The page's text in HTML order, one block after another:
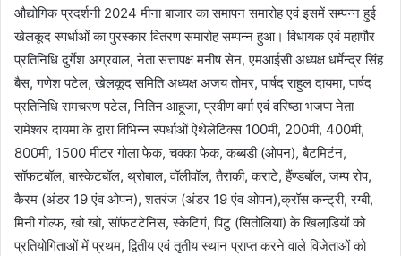
औद्योगिक प्रदर्शनी 2024 मीना बाजार का समापन समारोह एवं इसमें सम्पन्न हुई
खेलकूद स्पर्धाओं का पुरस्कार वितरण समारोह सम्पन्न हुआ। विधायक एवं महापौर
प्रतिनिधि दुर्गेश अग्रवाल, नेता सत्तापक्ष मनीष सेन, एमआईसी अध्यक्ष धर्मेन्द्र सिंह
बैस, गणेश पटेल, खेलकूद समिति अध्यक्ष अजय तोमर, पार्षद राहुल दायमा, पार्षद
प्रतिनिधि रामचरण पटेल, नितिन आहूजा, प्रवीण वर्मा एवं वरिष्ठा भजपा नेता
रामेश्वर दायमा के द्वारा विभिन्न स्पर्धाओं ऐथेलेटिक्स 100मी, 200मी, 400मी,
800मी, 1500 मीटर गोला फेक, चक्का फेक, कब्बडी (ओपन), बैटमिटंन,
सॉफटबॉल, बास्केटबॉल, थ्रोबाल, वॉलीवॉल, तैराकी, कराटे, हैंण्डबॉल, जम्प रोप,
कैरम (अंडर 19 एंव ओपन), शतरंज (अंडर 19 एंव ओपन),क्रॉस कन्ट्री, रग्बी,
मिनी गोल्फ, खो खो, सॉफटटेनिस, स्केटिगं, पिटु (सितोलिया) के खिलाडि़यों को
प्रतियोगिताओं में प्रथम, द्वितीय एवं तृतीय स्थान प्राप्त करने वाले विजेताओं को